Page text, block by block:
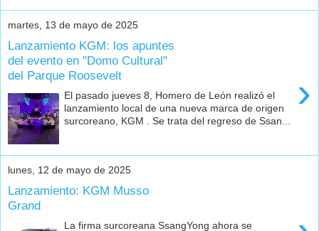
martes, 13 de mayo de 2025
Lanzamiento KGM: los apuntes
del evento en "Domo Cultural"
del Parque Roosevelt
›
El pasado jueves 8, Homero de León realizó el
lanzamiento local de una nueva marca de origen
surcoreano, KGM . Se trata del regreso de Ssan...
lunes, 12 de mayo de 2025
Lanzamiento: KGM Musso
Grand
La firma surcoreana SsangYong ahora se